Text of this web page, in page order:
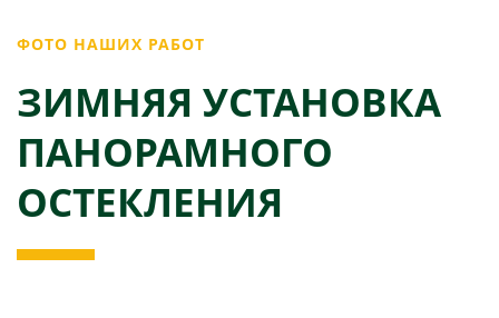
ФОТО НАШИХ РАБОТ
ЗИМНЯЯ УСТАНОВКА
ПАНОРАМНОГО
ОСТЕКЛЕНИЯ